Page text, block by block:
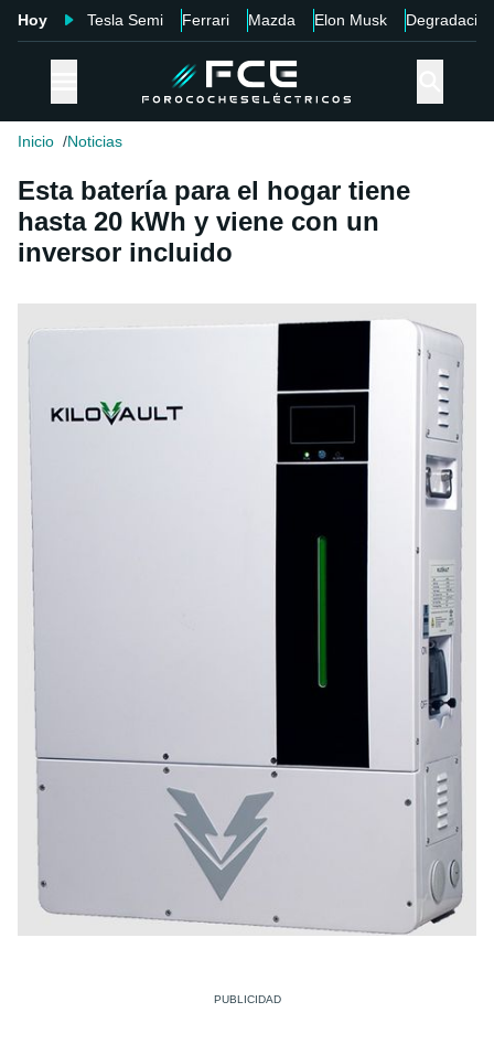
Hoy Tesla Semi Ferrari Mazda Elon Musk Degradación
Inicio Noticias
Esta batería para el hogar tiene
hasta 20 kWh y viene con un
inversor incluido